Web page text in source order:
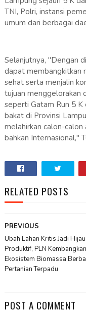
TNI, Polri, instansi
umum dari berbagai
Selanjutnya, "Dengan
dapat membangkitkan
sehat serta menjalin
tujuan menggelorakan
seperti Gatam Run 5 K
bakat di Provinsi
melahirkan calon-
bahkan Internasional,"
RELATED POSTS
PREVIOUS
Ubah Lahan Kritis Jadi
Produktif, PLN Kembangkan
Ekosistem Biomassa
Pertanian Terpadu
POST A COMMENT